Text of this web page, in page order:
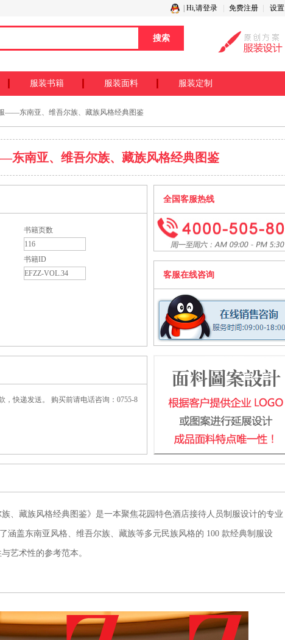
Hi,请登录 免费注册 设置
服装书籍 服装面料 服装定制
——东南亚、维吾尔族、藏族风格经典图鉴
南亚、维吾尔族、藏族风格经典图鉴
书籍页数
116
书籍ID
EFZZ-VOL.34
，快递发送。 购买前请电话咨询：0755-8
全国客服热线
客服在线咨询
、藏族风格经典图鉴》是一本聚焦花园特色酒店接待人员制服设计的专业
涵盖东南亚风格、维吾尔族、藏族等多元民族风格的 100 款经典制服设
艺术性的参考范本。